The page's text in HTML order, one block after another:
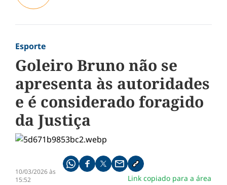
Esporte
Goleiro Bruno não se
apresenta às autoridades
e é considerado foragido
da Justiça
10/03/2026 às
15:52
Compartilhe pelo whatsapp
Compartilhar no facebook
Compartilhar no twitter
Compartilhe pelo email
Copiar link da notícia
Link copiado para a área